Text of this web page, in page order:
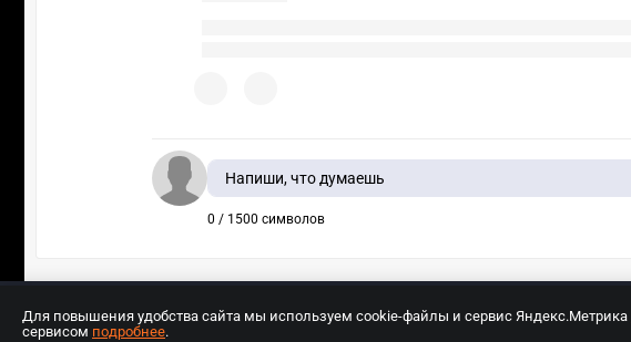
Напиши, что думаешь
0 / 1500 символов
Для повышения удобства сайта мы используем cookie-файлы и сервис Яндекс.Метрика
сервисом подробнее.